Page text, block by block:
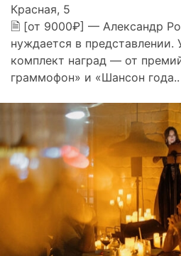
Красная, 5
🗎 [от 9000₽] — Александр
нуждается в представлении.
комплект наград — от
граммофон» и «Шансон года..